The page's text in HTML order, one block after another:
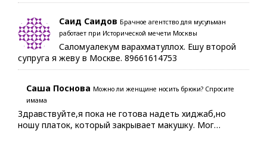
Саид Саидов Брачное агентство для мусульман
работает при Исторической мечети Москвы
Саломуалекум варахматуллох. Ешу второй
супруга я жеву в Москве. 89661614753
Саша Поснова Можно ли женщине носить брюки? Спросите
имама
Здравствуйте,я пока не готова надеть хиджаб,но
ношу платок, который закрывает макушку. Мог…